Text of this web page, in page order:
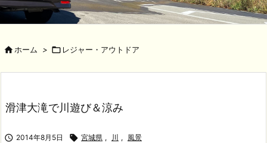
ホーム >  レジャー・アウトドア
滑津大滝で川遊び＆涼み
 2014年8月5日  宮城県 , 川 , 風景